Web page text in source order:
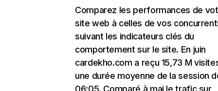
Comparez les performances de
site web à celles de vos
suivant les indicateurs clés du
comportement sur le site. En juin
cardekho.com a reçu 15,73 M
une durée moyenne de la session
06:05. Comparé à mai le trafic sur